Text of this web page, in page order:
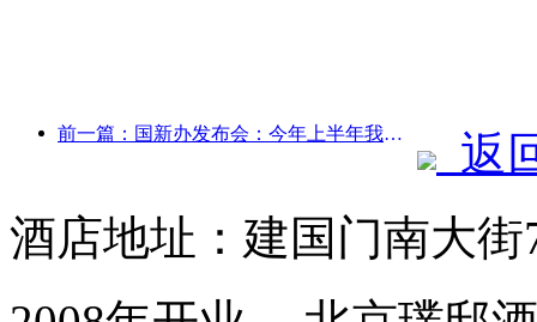
前一篇：国新办发布会：今年上半年我国跨境旅行收入增长42%
返
酒店地址：建国门南大